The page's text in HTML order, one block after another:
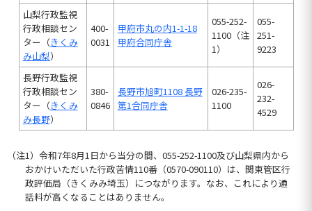
山梨行政監視
行政相談セン
ター（きくみ
み山梨）
400-
0031
甲府市丸の内1-1-18
甲府合同庁舎
055-252-
1100（注
1）
055-
251-
9223
長野行政監視
行政相談セン
ター（きくみ
み長野）
380-
0846
長野市旭町1108 長野
第1合同庁舎
026-235-
1100
026-
232-
4529
（注1）令和7年8月1日から当分の間、055-252-1100及び山梨県内から
おかけいただいた行政苦情110番（0570-090110）は、関東管区行
政評価局（きくみみ埼玉）につながります。なお、これにより通
話料が高くなることはありません。